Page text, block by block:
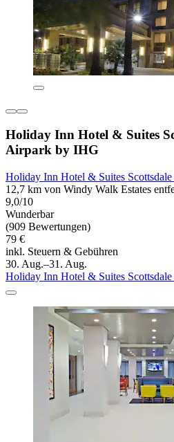
Holiday Inn Hotel & Suites
Airpark by IHG
Holiday Inn Hotel & Suites
12,7 km von Windy Walk Estates
9,0/10
Wunderbar
(909 Bewertungen)
79 €
inkl. Steuern & Gebühren
30. Aug.–31. Aug.
Holiday Inn Hotel & Suites